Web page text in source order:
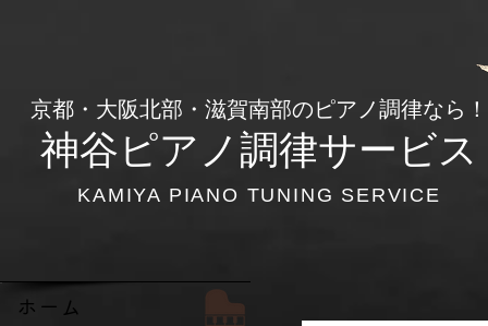
​京都・大阪北部・滋賀南部のピアノ調律なら！
神谷ピアノ調律サービス
KAMIYA PIANO TUNING SERVICE
ホーム